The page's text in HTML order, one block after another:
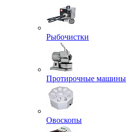
Рыбочистки
Протирочные машины
Овоскопы